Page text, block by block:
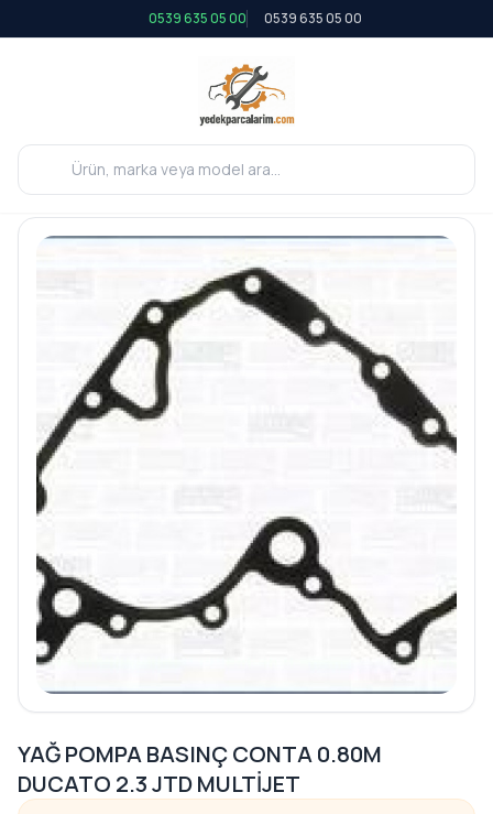
0539 635 05 00 0539 635 05 00
YAĞ POMPA BASINÇ CONTA 0.80M
DUCATO 2.3 JTD MULTİJET